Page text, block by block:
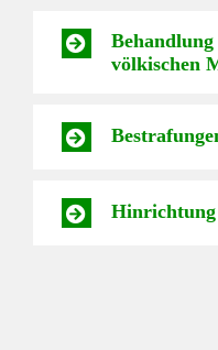
völkischen
Hinrichtung